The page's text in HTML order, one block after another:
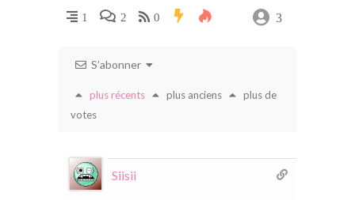
1 2 0 3
S’abonner
plus récents plus anciens
plus de
votes
Siisii